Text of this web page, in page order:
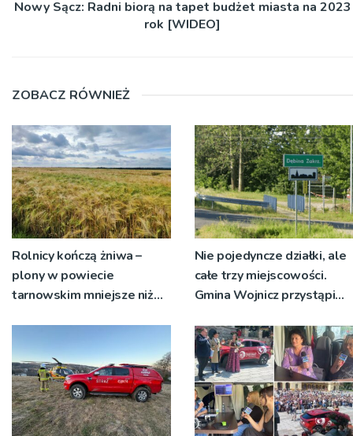
Nowy Sącz: Radni biorą na tapet budżet miasta na 2023
rok [WIDEO]
ZOBACZ RÓWNIEŻ
Rolnicy kończą żniwa –
plony w powiecie
tarnowskim mniejsze niż
Nie pojedyncze działki, ale
całe trzy miejscowości.
Gmina Wojnicz przystąpi
planistycznych